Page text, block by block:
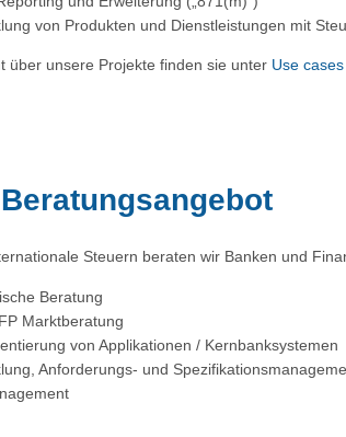
von Produkten und Dienstleistungen mit
über unsere Projekte finden sie unter Use cases
Steuern beraten wir Banken und
Beratung
Marktberatung
von Applikationen / Kernbanksystemen
Anforderungs- und